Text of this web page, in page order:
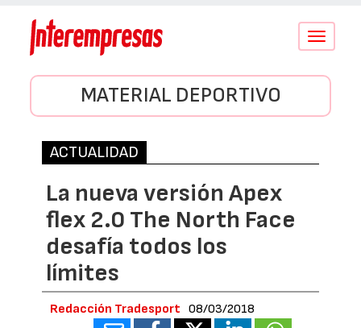
Conmutar
MATERIAL DEPORTIVO
ACTUALIDAD
La nueva versión Apex
flex 2.0 The North Face
desafía todos los
límites
Redacción Tradesport 08/03/2018